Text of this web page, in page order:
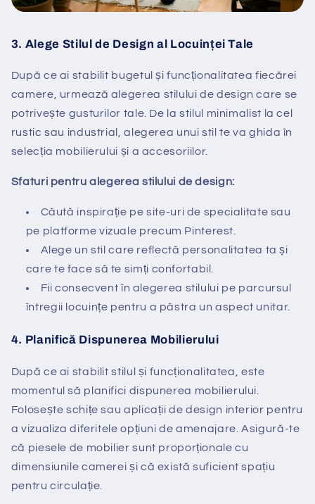
3. Alege Stilul de Design al Locuinței Tale
După ce ai stabilit bugetul și funcționalitatea fiecărei
camere, urmează alegerea stilului de design care se
potrivește gusturilor tale. De la stilul minimalist la cel
rustic sau industrial, alegerea unui stil te va ghida în
selecția mobilierului și a accesoriilor.
Sfaturi pentru alegerea stilului de design:
Căută inspirație pe site-uri de specialitate sau
pe platforme vizuale precum Pinterest.
Alege un stil care reflectă personalitatea ta și
care te face să te simți confortabil.
Fii consecvent în alegerea stilului pe parcursul
întregii locuințe pentru a păstra un aspect unitar.
4. Planifică Dispunerea Mobilierului
După ce ai stabilit stilul și funcționalitatea, este
momentul să planifici dispunerea mobilierului.
Folosește schițe sau aplicații de design interior pentru
a vizualiza diferitele opțiuni de amenajare. Asigură-te
că piesele de mobilier sunt proporționale cu
dimensiunile camerei și că există suficient spațiu
pentru circulație.